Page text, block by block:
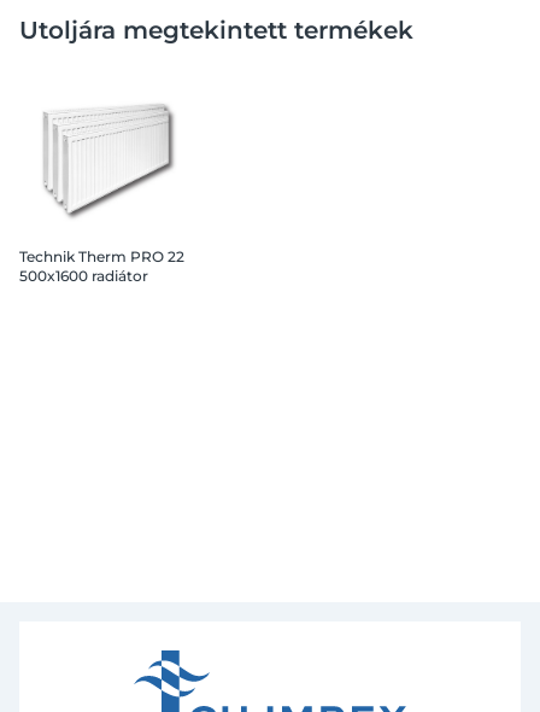
Utoljára megtekintett termékek
Technik Therm PRO 22
500x1600 radiátor